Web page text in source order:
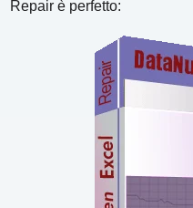
Repair è perfetto: